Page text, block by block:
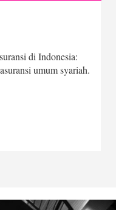
di Indonesia:
umum syariah.